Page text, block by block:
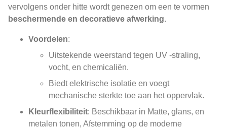
vervolgens onder hitte wordt genezen om een ​​te vormen
beschermende en decoratieve afwerking.
Voordelen:
Uitstekende weerstand tegen UV -straling,
vocht, en chemicaliën.
Biedt elektrische isolatie en voegt
mechanische sterkte toe aan het oppervlak.
Kleurflexibiliteit: Beschikbaar in Matte, glans, en
metalen tonen, Afstemming op de moderne